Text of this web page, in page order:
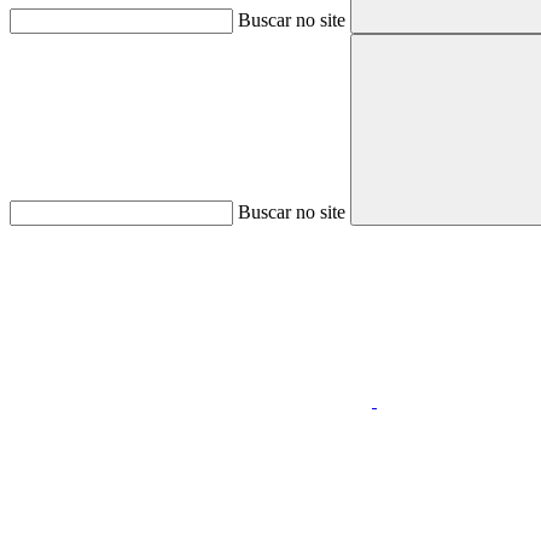
Buscar no site
Buscar no site